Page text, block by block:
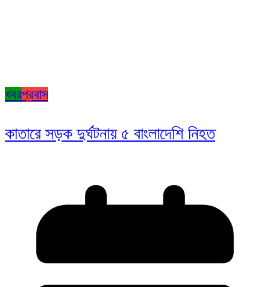
খবরপ্রবাস
কাতারে সড়ক দুর্ঘটনায় ৫ বাংলাদেশি নিহত